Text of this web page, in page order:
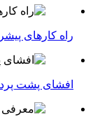
راه کارهای
افشای پشت